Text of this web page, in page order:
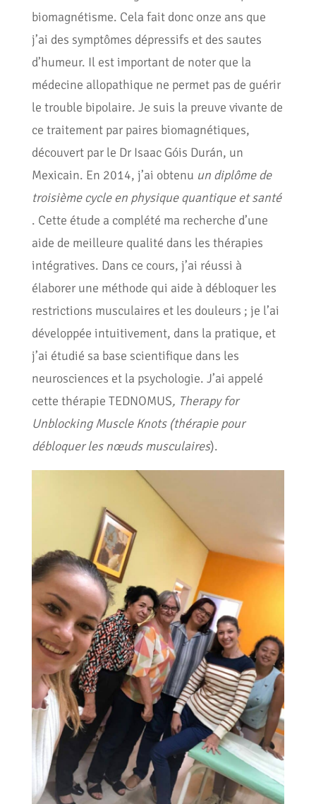
biomagnétisme. Cela fait donc onze ans que
j’ai des symptômes dépressifs et des sautes
d’humeur. Il est important de noter que la
médecine allopathique ne permet pas de guérir
le trouble bipolaire. Je suis la preuve vivante de
ce traitement par paires biomagnétiques,
découvert par le Dr Isaac Góis Durán, un
Mexicain. En 2014, j’ai obtenu un diplôme de
troisième cycle en physique quantique et santé
. Cette étude a complété ma recherche d’une
aide de meilleure qualité dans les thérapies
intégratives. Dans ce cours, j’ai réussi à
élaborer une méthode qui aide à débloquer les
restrictions musculaires et les douleurs ; je l’ai
développée intuitivement, dans la pratique, et
j’ai étudié sa base scientifique dans les
neurosciences et la psychologie. J’ai appelé
cette thérapie TEDNOMUS, Therapy for
Unblocking Muscle Knots (thérapie pour
débloquer les nœuds musculaires).